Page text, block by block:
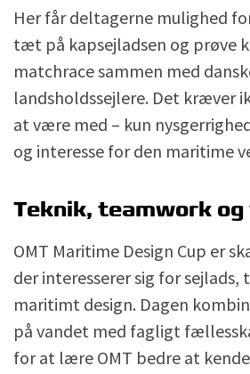
Her får deltagerne mulighed
tæt på kapsejladsen og prøve
matchrace sammen med
landsholdssejlere. Det kræver
at være med – kun
og interesse for den maritime
Teknik, teamwork
OMT Maritime Design Cup er
der interesserer sig for sejlads,
maritimt design. Dagen
på vandet med fagligt
for at lære OMT bedre at